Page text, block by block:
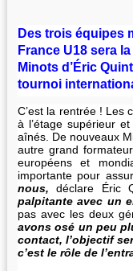
Des trois équipes
France U18 sera
Minots d’Éric
tournoi
C’est la rentrée ! Les
à l’étage supérieur
aînés. De nouveaux
autre grand
européens et
importante pour
nous,
déclare Éric
palpitante avec un
pas avec les deux
avons osé un peu
contact, l’objectif
c’est le rôle de